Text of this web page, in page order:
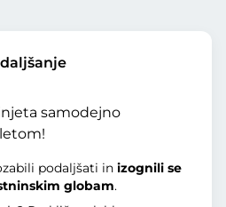
samodejno
podaljšati inizognili se
globam.